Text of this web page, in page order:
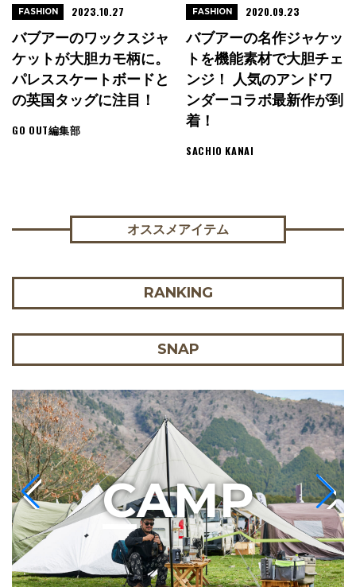
バブアーのワックスジャ
ケットが大胆カモ柄に。
パレススケートボードと
の英国タッグに注目！
GO OUT編集部
FASHION 2023.10.27
バブアーの名作ジャケッ
トを機能素材で大胆チェ
ンジ！ 人気のアンドワ
ンダーコラボ最新作が到
着！
SACHIO KANAI
FASHION 2020.09.23
オススメアイテム
RANKING
SNAP
CAMP